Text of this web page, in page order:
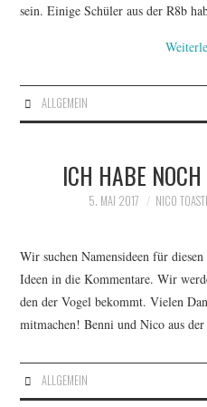
sein. Einige Schüler aus der R8b
ALLGEMEIN
ICH HABE
5. MAI 2017 NICO
Wir suchen Namensideen für
Ideen in die Kommentare. Wir
den der Vogel bekommt. Vielen
mitmachen! Benni und Nico aus
ALLGEMEIN